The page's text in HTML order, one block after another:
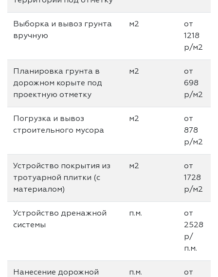
Выборка и вывоз грунта
вручную
м2
от
1218
р/м2
Планировка грунта в
дорожном корыте под
проектную отметку
м2
от
698
р/м2
Погрузка и вывоз
строительного мусора
м2
от
878
р/м2
Устройство покрытия из
тротуарной плитки (с
материалом)
м2
от
1728
р/м2
Устройство дренажной
системы
п.м.
от
2528
р/
п.м.
Нанесение дорожной
п.м.
от